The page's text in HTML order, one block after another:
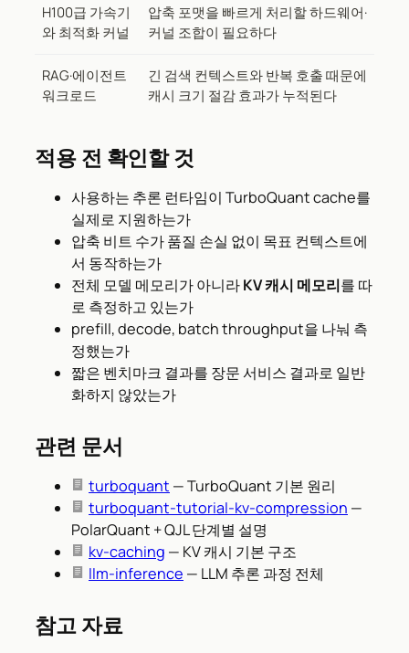
H100급 가속기
와 최적화 커널
압축 포맷을 빠르게 처리할 하드웨어·
커널 조합이 필요하다
RAG·에이전트
워크로드
긴 검색 컨텍스트와 반복 호출 때문에
캐시 크기 절감 효과가 누적된다
적용 전 확인할 것
사용하는 추론 런타임이 TurboQuant cache를
실제로 지원하는가
압축 비트 수가 품질 손실 없이 목표 컨텍스트에
서 동작하는가
전체 모델 메모리가 아니라KV 캐시 메모리를 따
로 측정하고 있는가
prefill, decode, batch throughput을 나눠 측
정했는가
짧은 벤치마크 결과를 장문 서비스 결과로 일반
화하지 않았는가
관련 문서
turboquant — TurboQuant 기본 원리
turboquant-tutorial-kv-compression —
PolarQuant + QJL 단계별 설명
kv-caching — KV 캐시 기본 구조
llm-inference — LLM 추론 과정 전체
참고 자료